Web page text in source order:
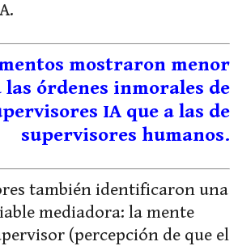
mostraron menor
las órdenes inmorales de
IA que a las de
supervisores humanos.
también identificaron una
mediadora: la mente
(percepción de que el